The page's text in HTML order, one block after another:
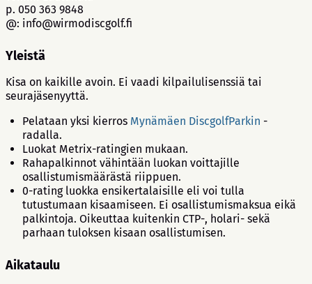
p. 050 363 9848
@: info@wirmodiscgolf.fi
Yleistä
Kisa on kaikille avoin. Ei vaadi kilpailulisenssiä tai
seurajäsenyyttä.
Pelataan yksi kierros Mynämäen DiscgolfParkin -
radalla.
Luokat Metrix-ratingien mukaan.
Rahapalkinnot vähintään luokan voittajille
osallistumismäärästä riippuen.
0-rating luokka ensikertalaisille eli voi tulla
tutustumaan kisaamiseen. Ei osallistumismaksua eikä
palkintoja. Oikeuttaa kuitenkin CTP-, holari- sekä
parhaan tuloksen kisaan osallistumisen.
Aikataulu